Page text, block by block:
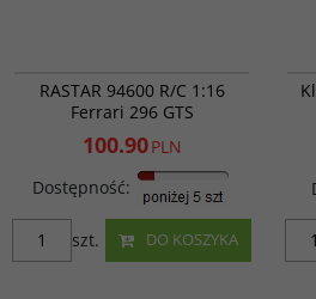
PROMOCJA
RASTAR 94600 R/C 1:16
Ferrari 296 GTS
100.90PLN
Dostępność:
DO KOSZYKA
szt.